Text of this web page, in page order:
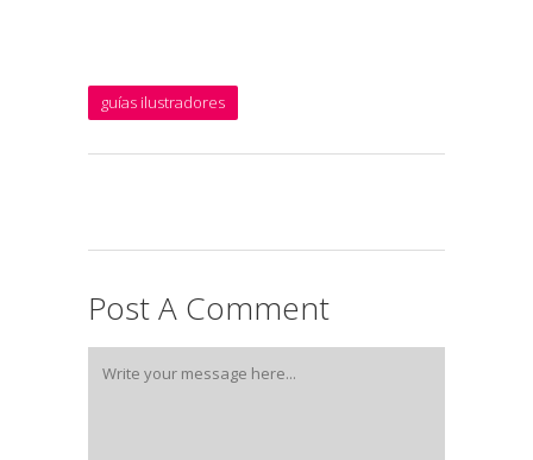
guías ilustradores
Post A Comment